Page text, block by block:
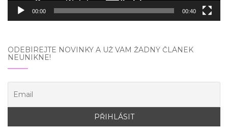
00:00 00:40
ODEBÍREJTE NOVINKY A UŽ VÁM ŽÁDNÝ ČLÁNEK
NEUNIKNE!